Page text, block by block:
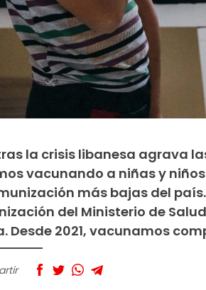
la crisis libanesa agrava
vacunando a niñas y
más bajas del
del Ministerio de
Desde 2021, vacunamos